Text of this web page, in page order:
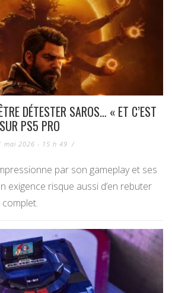
DÉTESTER SAROS… « ET C’EST
PS5 PRO
mai 2026 - 15 h 49 /
par son gameplay et ses
exigence risque aussi d’en rebuter